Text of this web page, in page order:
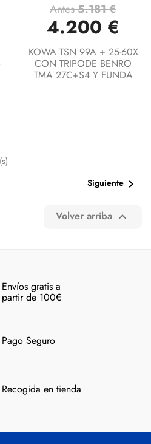
Antes5.181 €
4.200 €
KOWA TSN 99A + 25-60X
CON TRIPODE BENRO
TMA 27C+S4 Y FUNDA
Siguiente 
Volver arriba 
Envíos gratis a
partir de 100€
Pago Seguro
Recogida en tienda